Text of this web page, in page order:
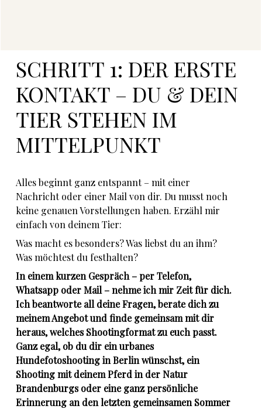
SCHRITT 1: DER ERSTE
KONTAKT – DU & DEIN
TIER STEHEN IM
MITTELPUNKT
Alles beginnt ganz entspannt – mit einer
Nachricht oder einer Mail von dir. Du musst noch
keine genauen Vorstellungen haben. Erzähl mir
einfach von deinem Tier:
Was macht es besonders? Was liebst du an ihm?
Was möchtest du festhalten?
In einem kurzen Gespräch – per Telefon,
Whatsapp oder Mail – nehme ich mir Zeit für dich.
Ich beantworte all deine Fragen, berate dich zu
meinem Angebot und finde gemeinsam mit dir
heraus, welches Shootingformat zu euch passt.
Ganz egal, ob du dir ein urbanes
Hundefotoshooting in Berlin wünschst, ein
Shooting mit deinem Pferd in der Natur
Brandenburgs oder eine ganz persönliche
Erinnerung an den letzten gemeinsamen Sommer